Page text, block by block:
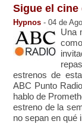
Sigue el
Hypnos - 04 de
Una
estrenos de
ABC Punto
hablo de
estreno de la
no sepan en qué